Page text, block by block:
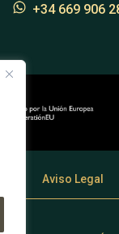
+34 669 906
Aviso Legal